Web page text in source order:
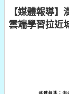
【媒體報導
雲端學習拉近